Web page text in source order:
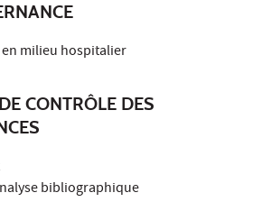
milieu hospitalier
CONTRÔLE DES
bibliographique